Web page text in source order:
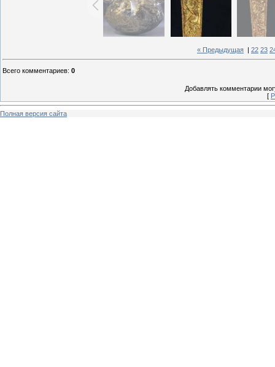
« Предыдущая 22 23
Всего комментариев: 0
Добавлять комментарии
[
Полная версия сайта